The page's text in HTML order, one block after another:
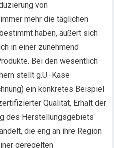
von
mehr die täglichen
haben, äußert sich
in einer zunehmend
Bei den wesentlich
stellt g.U.-Käse
ein konkretes Beispiel
Qualität, Erhalt der
des Herstellungsgebiets
die eng an ihre Region
geregelten